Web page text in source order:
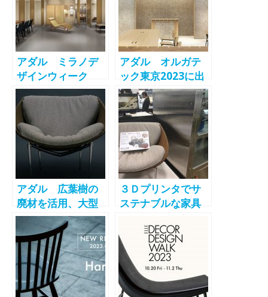
アダル ミラノデ
ザインウィーク
2023に出展 -
ADAL-
アダル オルガテ
ック東京2023に出
展 -ADAL-
アダル 広葉樹の
廃材を活用、大型
３Dプリンターで名
作家具を復刻 -
ADAL-
３Ｄプリンタでサ
ステナブルな家具
Ｄプリンタ展」の
リコージャパンブ
ースで、アダルの
「リンクラウンジ
2.0」等が公開